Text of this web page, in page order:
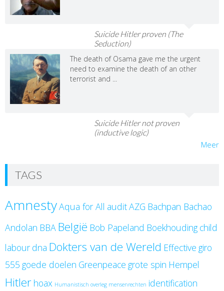
Suicide Hitler proven (The
Seduction)
The death of Osama gave me the urgent
need to examine the death of an other
terrorist and ...
Suicide Hitler not proven
(inductive logic)
Meer
TAGS
AmnestyAqua for All auditAZG Bachpan Bachao
Andolan BBA België Bob Papeland Boekhouding child
labour dna Dokters van de Wereld Effective giro
555 goede doelen Greenpeace grote spin Hempel
Hitler hoax Humanistisch overleg mensenrechten identification